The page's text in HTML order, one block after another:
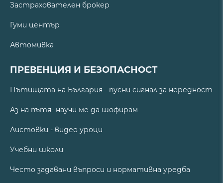
Застрахователен брокер
Гуми център
Автомивка
ПРЕВЕНЦИЯ И БЕЗОПАСНОСТ
Пътищата на България - пусни сигнал за нередност
Аз на пътя- научи ме да шофирам
Листовки - видео уроци
Учебни школи
Често задавани въпроси и нормативна уредба